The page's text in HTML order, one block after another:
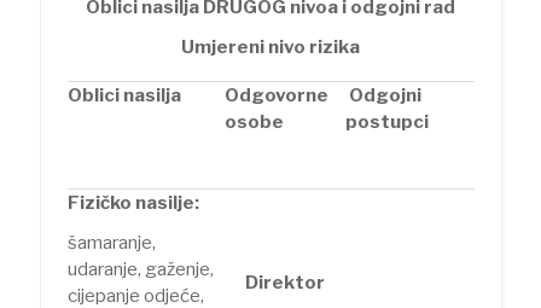
Oblici nasilja DRUGOG nivoa i odgojni rad
Umjereni nivo rizika
Oblici nasilja
Odgovorne
osobe
Odgojni
postupci
Fizičko nasilje:
šamaranje,
udaranje, gaženje,
cijepanje odjeće,
Direktor